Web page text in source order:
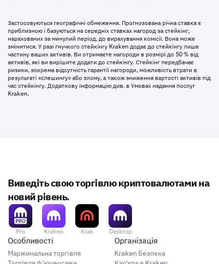
Застосовуються географічні обмеження. Прогнозована річна ставка є
приблизною і базуються на середніх ставках нагород за стейкінг,
нарахованих за минулий період, до вирахування комісії. Вона може
змінитися. У разі гнучкого стейкінгу Kraken додає до стейкінгу лише
частину ваших активів. Ви отримаєте нагороди в розмірі до 50 % від
активів, які ви вирішите додати до стейкінгу. Стейкінг передбачає
ризики, зокрема відсутність гарантії нагороди, можливість втрати в
результаті «слешингу» або злому, а також зниження вартості активів під
час стейкінгу. Додаткову інформацію див. в Умовах надання послуг
Kraken.
Виведіть свою торгівлю криптовалютами на
новий рівень.
Pro Kraken Krak Desktop
Особливості
Маржинальна торгівля
Організація
Kraken Безпека